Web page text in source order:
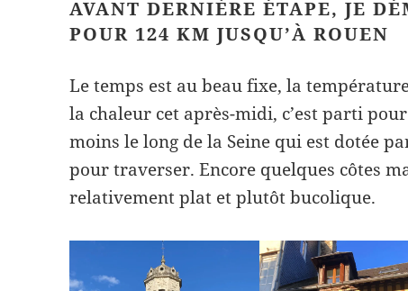
AVANT DERNIÈRE ÉTAPE, JE
POUR 124 KM JUSQU’À ROUEN
Le temps est au beau fixe, la
la chaleur cet après-midi, c’est parti
moins le long de la Seine qui est dotée
pour traverser. Encore quelques côtes
relativement plat et plutôt bucolique.